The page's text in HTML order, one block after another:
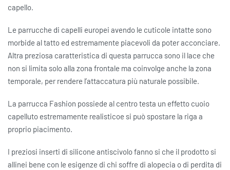
capello.
Le parrucche di capelli europei avendo le cuticole intatte sono
morbide al tatto ed estremamente piacevoli da poter acconciare.
Altra preziosa caratteristica di questa parrucca sono il lace che
non si limita solo alla zona frontale ma coinvolge anche la zona
temporale, per rendere l’attaccatura più naturale possibile.
La parrucca Fashion possiede al centro testa un effetto cuoio
capelluto estremamente realisticoe si può spostare la riga a
proprio piacimento.
I preziosi inserti di silicone antiscivolo fanno si che il prodotto si
allinei bene con le esigenze di chi soffre di alopecia o di perdita di